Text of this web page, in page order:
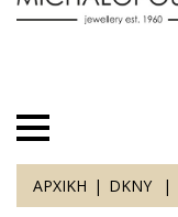
ΑΡΧΙΚΗ DKNY